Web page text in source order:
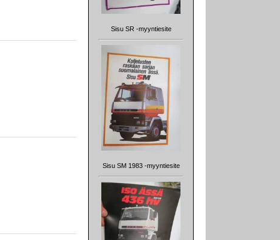
Sisu SR -myyntiesite
Sisu SM 1983 -myyntiesite